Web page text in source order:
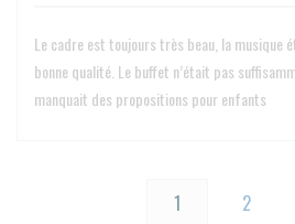
Le cadre est toujours très beau, la musique
bonne qualité. Le buffet n’était pas
manquait des propositions pour enfants
1 2